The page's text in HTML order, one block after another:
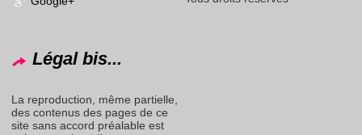
Légal bis...
La reproduction, même partielle,
des contenus des pages de ce
site sans accord préalable est